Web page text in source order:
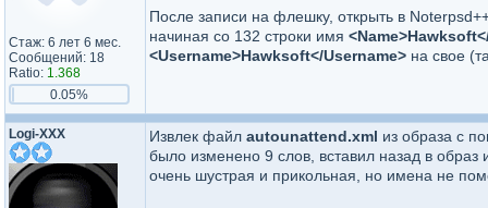
Стаж: 6 лет 6 мес.
Сообщений: 18
Ratio: 1.368
0.05%
После записи на флешку, открыть в
начиная со 132 строки имя
<Username>Hawksoft</Username> на свое
Logi-XXX Извлек файл autounattend.xml из образа с
было изменено 9 слов, вставил назад в
очень шустрая и прикольная, но имена не